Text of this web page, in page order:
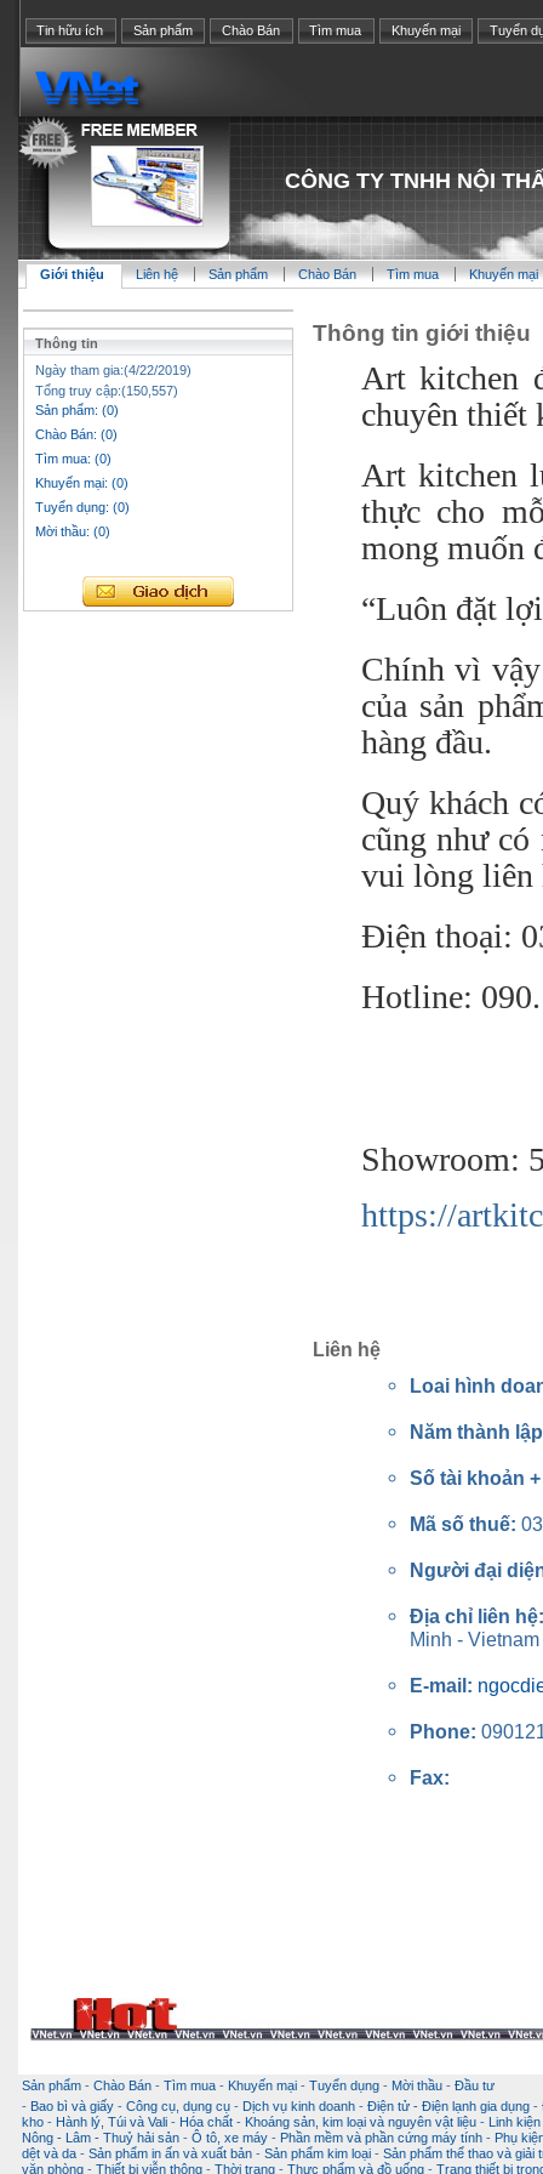
Tin hữu ích Sản phẩm Chào Bán Tìm mua Khuyến mại Tuyển
CÔNG TY TNHH NỘI
Giới thiệu Liên hệ Sản phẩm Chào Bán Tìm mua Khuyến mại
Thông tin
Ngày tham gia:(4/22/2019)
Tổng truy cập:(150,557)
Sản phẩm: (0)
Chào Bán: (0)
Tìm mua: (0)
Khuyến mại: (0)
Tuyển dụng: (0)
Mời thầu: (0)
Thông tin giới thiệu
Art kitchen
chuyên thiết
Art kitchen
thực cho
mong muốn
“Luôn đặt
Chính vì
của sản
hàng đầu.
Quý khách
cũng như có
vui lòng liên
Điện thoại:
Hotline:
Showroom:
https://
Liên hệ
Loai hình
Năm thành
Số tài khoản
Mã số thuế:
Người đại
Địa chỉ liên
Minh - Vietnam
E-mail:
Phone:
Fax:
Sản phẩm - Chào Bán - Tìm mua - Khuyến mại - Tuyển dụng - Mời thầu - Đầu tư
- Bao bì và giấy - Công cụ, dụng cụ - Dịch vụ kinh doanh - Điện tử - Điện lạnh gia dụng -
kho - Hành lý, Túi và Vali - Hóa chất - Khoáng sản, kim loại và nguyên vật liệu -
Linh
Nông - Lâm - Thuỷ hải sản - Ô tô, xe máy - Phần mềm và phần cứng máy tính - Phụ
dệt và da - Sản phẩm in ấn và xuất bản - Sản phẩm kim loại - Sản phẩm thể thao và giải
văn phòng - Thiết bị viễn thông - Thời trang - Thực phẩm và đồ uống - Trang thiết bị